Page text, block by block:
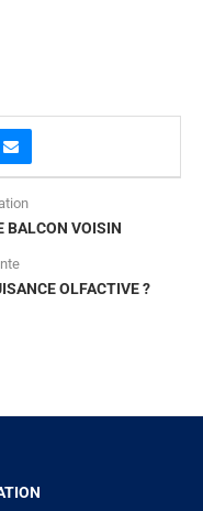
BALCON VOISIN
OLFACTIVE ?